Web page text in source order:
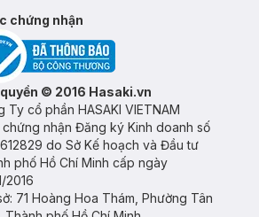
chứng nhận
© 2016 Hasaki.vn
Ty cổ phần HASAKI VIETNAM
chứng nhận Đăng ký Kinh doanh số
do Sở Kế hoạch và Đầu tư
phố Hồ Chí Minh cấp ngày
2016
71 Hoàng Hoa Thám, Phường Tân